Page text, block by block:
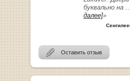
буквально на ...
далее]»
Оставить отзыв